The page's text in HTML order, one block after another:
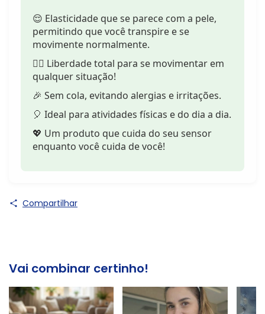
😌 Elasticidade que se parece com a pele,
permitindo que você transpire e se
movimente normalmente.
🏃‍♂️ Liberdade total para se movimentar em
qualquer situação!
🎉 Sem cola, evitando alergias e irritações.
🎈 Ideal para atividades físicas e do dia a dia.
💖 Um produto que cuida do seu sensor
enquanto você cuida de você!
Compartilhar
Vai combinar certinho!